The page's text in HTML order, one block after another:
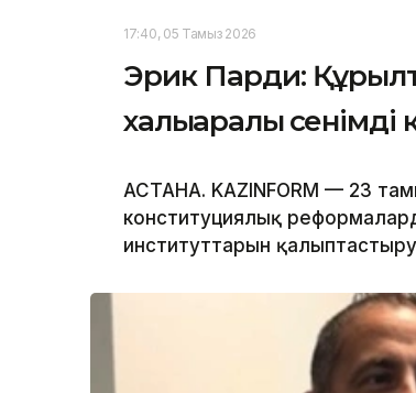
17:40, 05 Тамыз 2026
Эрик Парди:
халықаралық
АСТАНА. KAZINFORM — 23
конституциялық
институттарын